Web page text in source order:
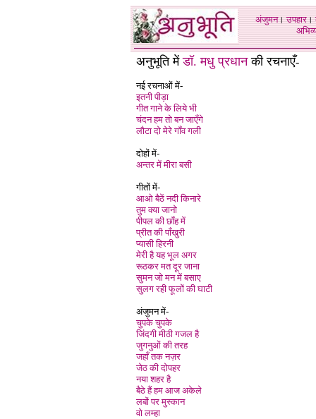
अंजुमन।उपहार।
अनुभूति मेंडॉ. मधु प्रधानकी रचनाएँ-
नई रचनाओं में-
इतनी पीड़ा
गीत गाने के लिये भी
चंदन हम तो बन जाएँगे
लौटा दो मेरे गाँव गली
दोहों में-
अन्तर में मीरा बसी
गीतों में-
आओ बैठें नदी किनारे
तुम क्या जानो
पीपल की छाँह में
प्रीत की पाँखुरी
प्यासी हिरनी
मेरी है यह भूल अगर
रूठकर मत दूर जाना
सुमन जो मन में बसाए
सुलग रही फूलों की घाटी
अंजुमन में-
चुपके चुपके
जिंदगी मीठी गजल है
जुगनुओं की तरह
जहाँ तक नज़र
जेठ की दोपहर
नया शहर है
बैठे हैं हम आज अकेले
लबों पर मुस्कान
वो लम्हा